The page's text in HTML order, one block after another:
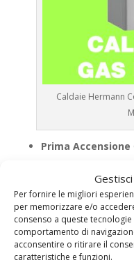
Per fornire le migliori
per memorizzare e/o
consenso a queste
comportamento di
acconsentire o ritirare il
caratteristiche e funzioni.
Caldaie Hermann
Prima Accensione
AssistenzaCaldaia
Prenestino
Manutenzione
Prenestino
Riparazione